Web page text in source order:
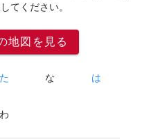
てください。
地図を見る
た な は
わ